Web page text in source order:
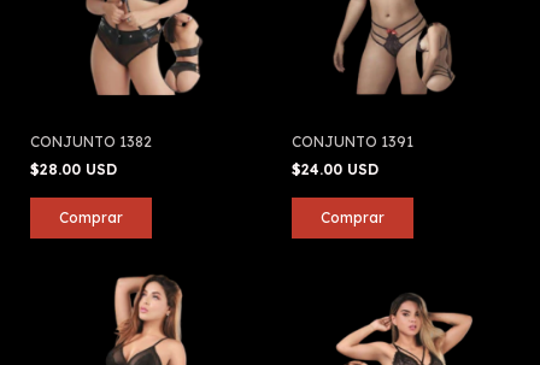
CONJUNTO 1382
$28.00 USD
CONJUNTO 1391
$24.00 USD